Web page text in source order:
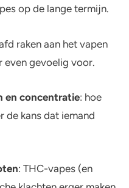
op de lange termijn.
raken aan het vapen
even gevoelig voor.
en concentratie: hoe
de kans dat iemand
: THC-vapes (en